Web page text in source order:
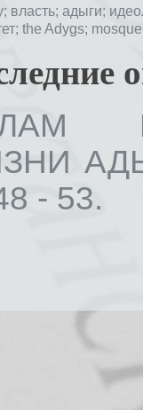
власть; адыги;
the Adygs;
В
- 53.